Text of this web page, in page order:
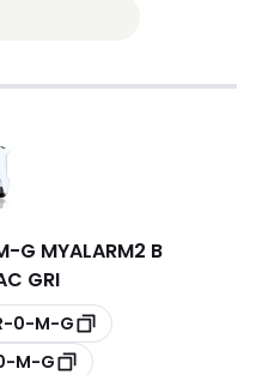
G MYALARM2 B
GRI
0-M-G
M-G